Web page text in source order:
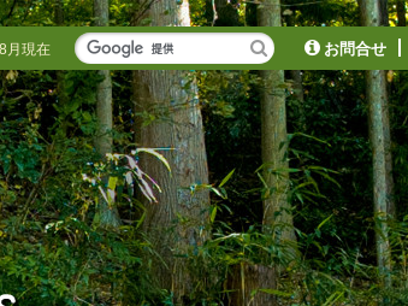
月現在 お問合せ